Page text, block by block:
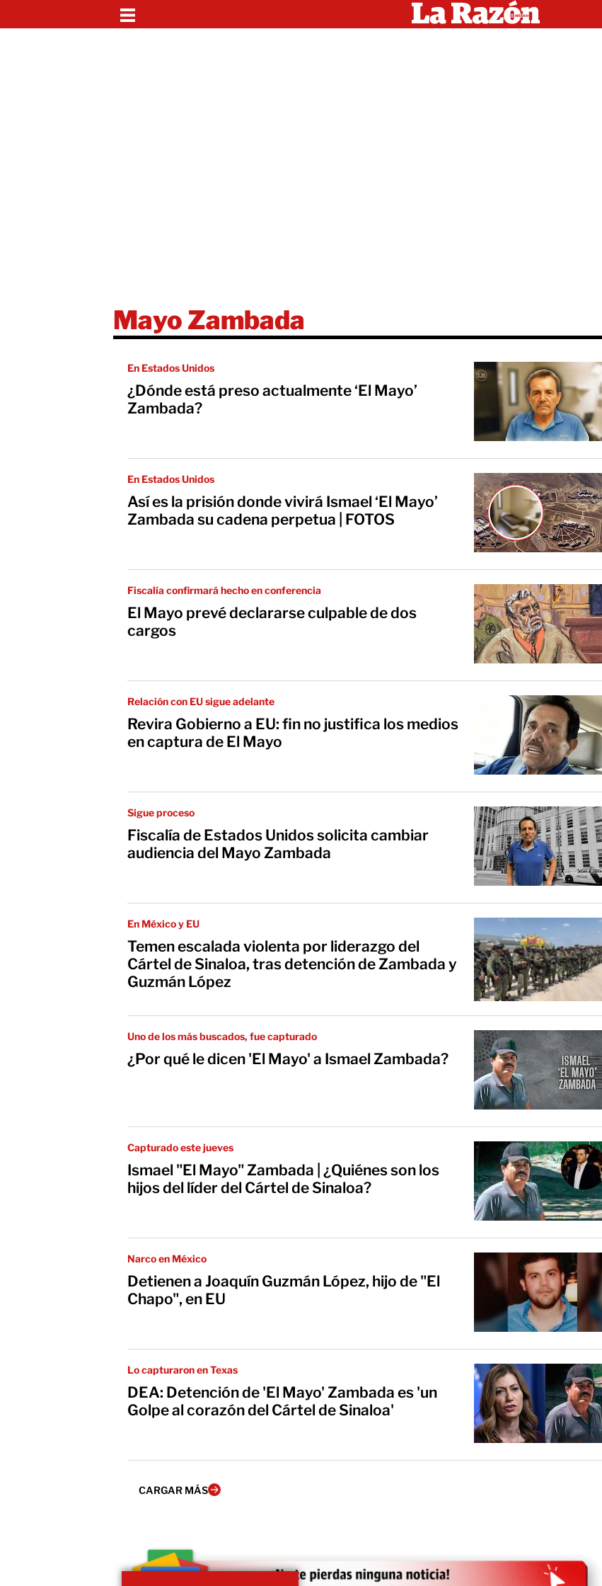
Mayo Zambada
En Estados Unidos
¿Dónde está preso actualmente ‘El Mayo’
Zambada?
En Estados Unidos
Así es la prisión donde vivirá Ismael ‘El Mayo’
Zambada su cadena perpetua | FOTOS
Fiscalía confirmará hecho en conferencia
El Mayo prevé declararse culpable de dos
cargos
Relación con EU sigue adelante
Revira Gobierno a EU: fin no justifica los medios
en captura de El Mayo
Sigue proceso
Fiscalía de Estados Unidos solicita cambiar
audiencia del Mayo Zambada
En México y EU
Temen escalada violenta por liderazgo del
Cártel de Sinaloa, tras detención de Zambada y
Guzmán López
Uno de los más buscados, fue capturado
¿Por qué le dicen 'El Mayo' a Ismael Zambada?
Capturado este jueves
Ismael "El Mayo" Zambada | ¿Quiénes son los
hijos del líder del Cártel de Sinaloa?
Narco en México
Detienen a Joaquín Guzmán López, hijo de "El
Chapo", en EU
Lo capturaron en Texas
DEA: Detención de 'El Mayo' Zambada es 'un
Golpe al corazón del Cártel de Sinaloa'
CARGAR MÁS